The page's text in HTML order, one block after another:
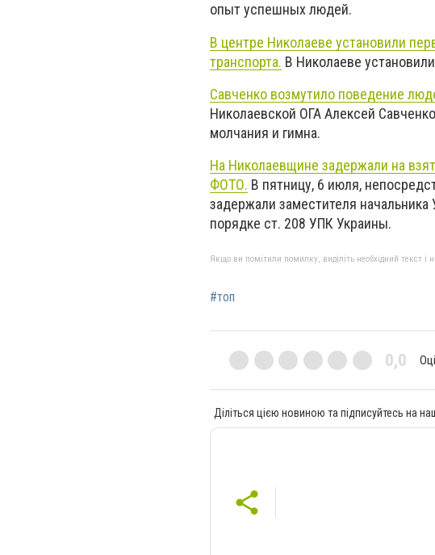
опыт успешных людей.
В центре Николаеве установили
транспорта. В Николаеве
Савченко возмутило поведение
Николаевской ОГА Алексей
молчания и гимна.
На Николаевщине задержали на
ФОТО. В пятницу, 6 июля,
задержали заместителя
порядке ст. 208 УПК Украины.
Якщо ви помітили помилку, виділіть необхідний текст і
#топ
0,0
Діліться цією новиною та підписуйтесь на